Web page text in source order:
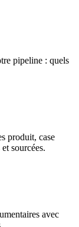
pipeline : quels
produit, case
sourcées.
avec